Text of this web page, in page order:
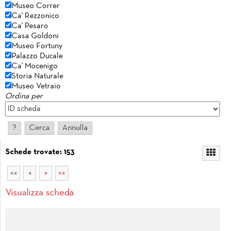
Museo Correr
Ca' Rezzonico
Ca' Pesaro
Casa Goldoni
Museo Fortuny
Palazzo Ducale
Ca' Mocenigo
Storia Naturale
Museo Vetraio
Ordina per
Schede trovate: 153
<< < > >>
Visualizza scheda